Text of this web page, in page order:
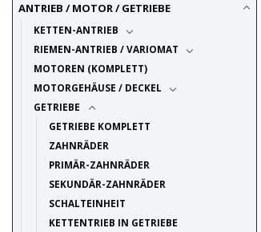
ANTRIEB / MOTOR / GETRIEBE
KETTEN-ANTRIEB
RIEMEN-ANTRIEB / VARIOMAT
MOTOREN (KOMPLETT)
MOTORGEHÄUSE / DECKEL
GETRIEBE
GETRIEBE KOMPLETT
ZAHNRÄDER
PRIMÄR-ZAHNRÄDER
SEKUNDÄR-ZAHNRÄDER
SCHALTEINHEIT
KETTENTRIEB IN GETRIEBE